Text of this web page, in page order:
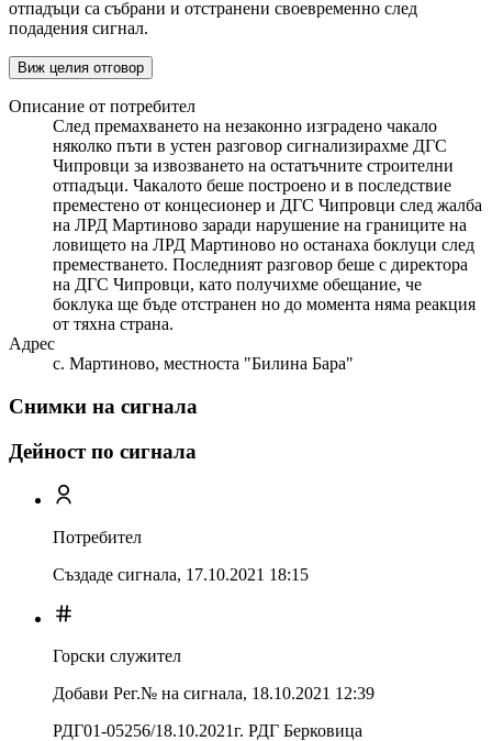
отпадъци са събрани и отстранени своевременно след
подадения сигнал.
Виж целия отговор
Описание от потребител
След премахването на незаконно изградено чакало
няколко пъти в устен разговор сигнализирахме ДГС
Чипровци за извозването на остатъчните строителни
отпадъци. Чакалото беше построено и в последствие
преместено от концесионер и ДГС Чипровци след жалба
на ЛРД Мартиново заради нарушение на границите на
ловището на ЛРД Мартиново но останаха боклуци след
преместването. Последният разговор беше с директора
на ДГС Чипровци, като получихме обещание, че
боклука ще бъде отстранен но до момента няма реакция
от тяхна страна.
Адрес
с. Мартиново, местноста "Билина Бара"
Снимки на сигнала
Дейност по сигнала
Потребител
Създаде сигнала, 17.10.2021 18:15
Горски служител
Добави Рег.№ на сигнала, 18.10.2021 12:39
РДГ01-05256/18.10.2021г. РДГ Берковица